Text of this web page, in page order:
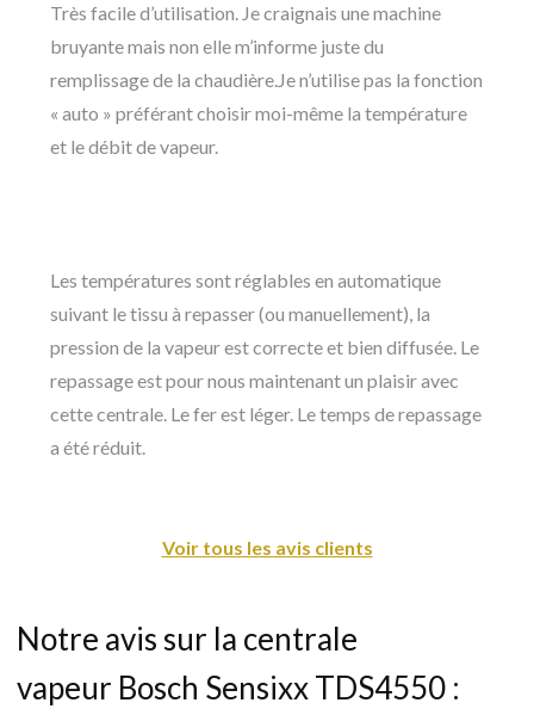
Très facile d’utilisation. Je craignais une machine
bruyante mais non elle m’informe juste du
remplissage de la chaudière.Je n’utilise pas la fonction
« auto » préférant choisir moi-même la température
et le débit de vapeur.
Les températures sont réglables en automatique
suivant le tissu à repasser (ou manuellement), la
pression de la vapeur est correcte et bien diffusée. Le
repassage est pour nous maintenant un plaisir avec
cette centrale. Le fer est léger. Le temps de repassage
a été réduit.
Voir tous les avis clients
Notre avis sur la centrale
vapeur Bosch Sensixx TDS4550 :